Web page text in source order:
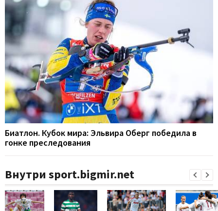
Биатлон. Кубок мира: Эльвира Оберг победила в
гонке преследования
Внутри sport.bigmir.net